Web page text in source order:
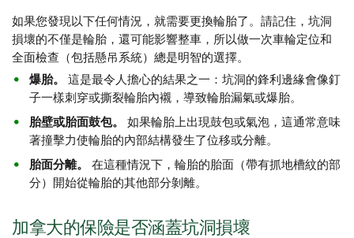
如果您發現以下任何情況，就需要更換輪胎了。請記住，坑洞
損壞的不僅是輪胎，還可能影響整車，所以做一次車輪定位和
全面檢查（包括懸吊系統）總是明智的選擇。
爆胎。 這是最令人擔心的結果之一：坑洞的鋒利邊緣會像釘
子一樣刺穿或撕裂輪胎內襯，導致輪胎漏氣或爆胎。
胎壁或胎面鼓包。
如果輪胎上出現鼓包或氣泡，這通常意味
著撞擊力使輪胎的內部結構發生了位移或分離。
胎面分離。
在這種情況下，輪胎的胎面（帶有抓地槽紋的部
分）開始從輪胎的其他部分剝離。
加拿大的保險是否涵蓋坑洞損壞